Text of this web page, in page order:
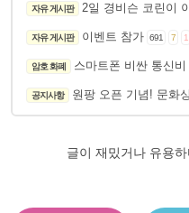
자유 게시판 2일 경비슨 코린이
자유 게시판 이벤트 참가 691 7 1
암호 화폐 스마트폰 비싼 통신
공지사항 원팡 오픈 기념! 문화
글이 재밌거나 유용하